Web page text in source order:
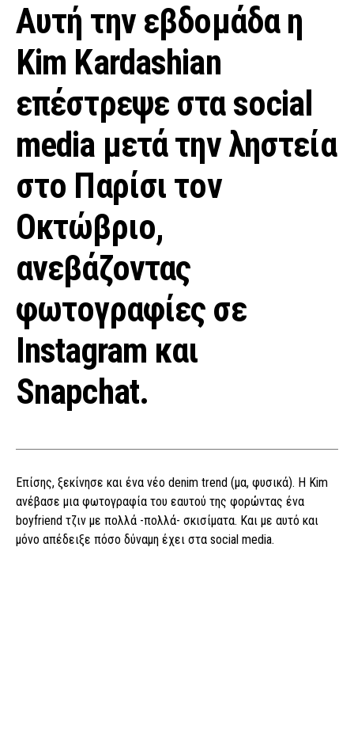
Αυτή την εβδομάδα η
Kim Kardashian
επέστρεψε στα social
media μετά την ληστεία
στο Παρίσι τον
Οκτώβριο,
ανεβάζοντας
φωτογραφίες σε
Instagram και
Snapchat.
Επίσης, ξεκίνησε και ένα νέο denim trend (μα, φυσικά). Η Kim
ανέβασε μια φωτογραφία του εαυτού της φορώντας ένα
boyfriend τζιν με πολλά -πολλά- σκισίματα. Και με αυτό και
μόνο απέδειξε πόσο δύναμη έχει στα social media.